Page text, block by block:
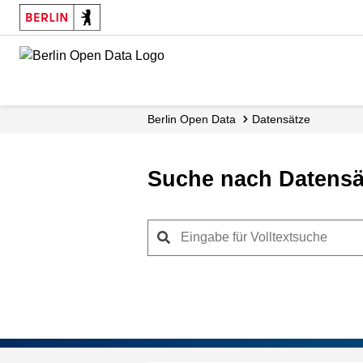
Skip
main
Berlin Open Data Datensätze
Suche nach